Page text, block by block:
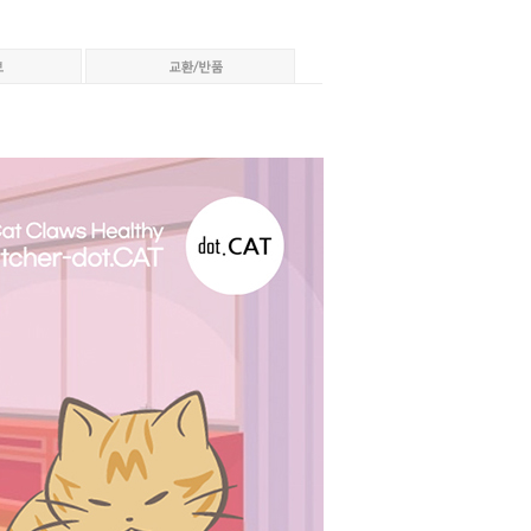
이코 ID로 페이코